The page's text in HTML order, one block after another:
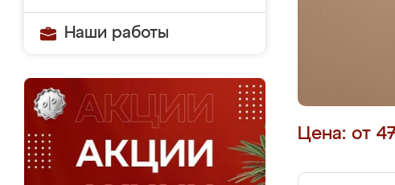
Наши работы
Цена: от